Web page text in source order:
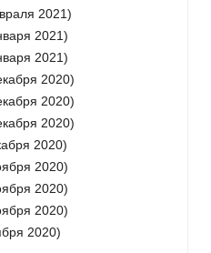
2021)
2021)
2021)
2020)
2020)
2020)
2020)
2020)
2020)
2020)
2020)